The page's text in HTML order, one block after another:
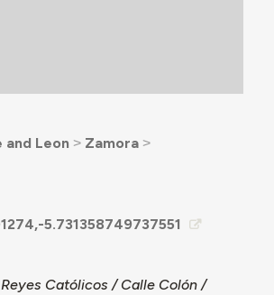
and Leon ˃ Zamora˃
5.731358749737551
Católicos / Calle Colón /